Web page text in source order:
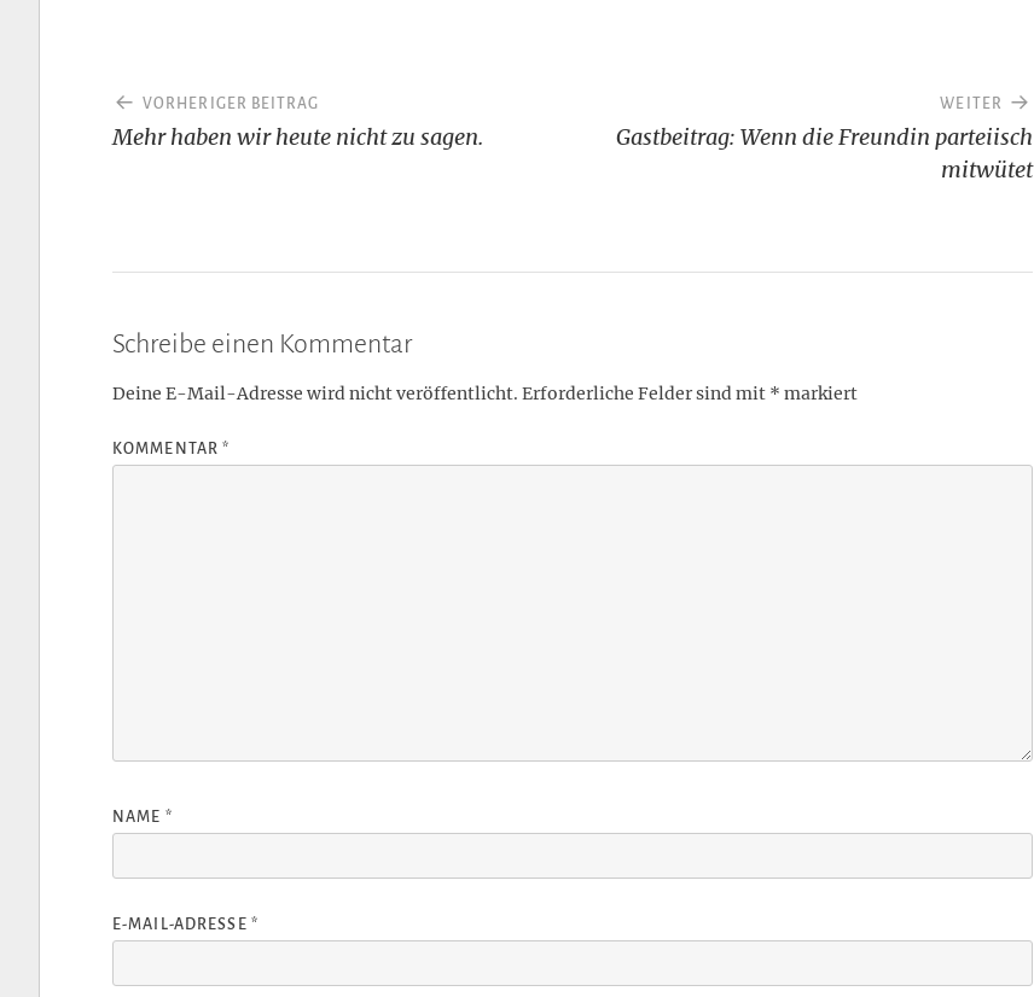
Beitragsnavigation
VORHERIGER BEITRAG
Mehr haben wir heute nicht zu sagen.
WEITER
Gastbeitrag: Wenn die Freundin parteiisch
mitwütet
Schreibe einen Kommentar
Deine E-Mail-Adresse wird nicht veröffentlicht. Erforderliche Felder sind mit * markiert
KOMMENTAR*
NAME *
E-MAIL-ADRESSE *